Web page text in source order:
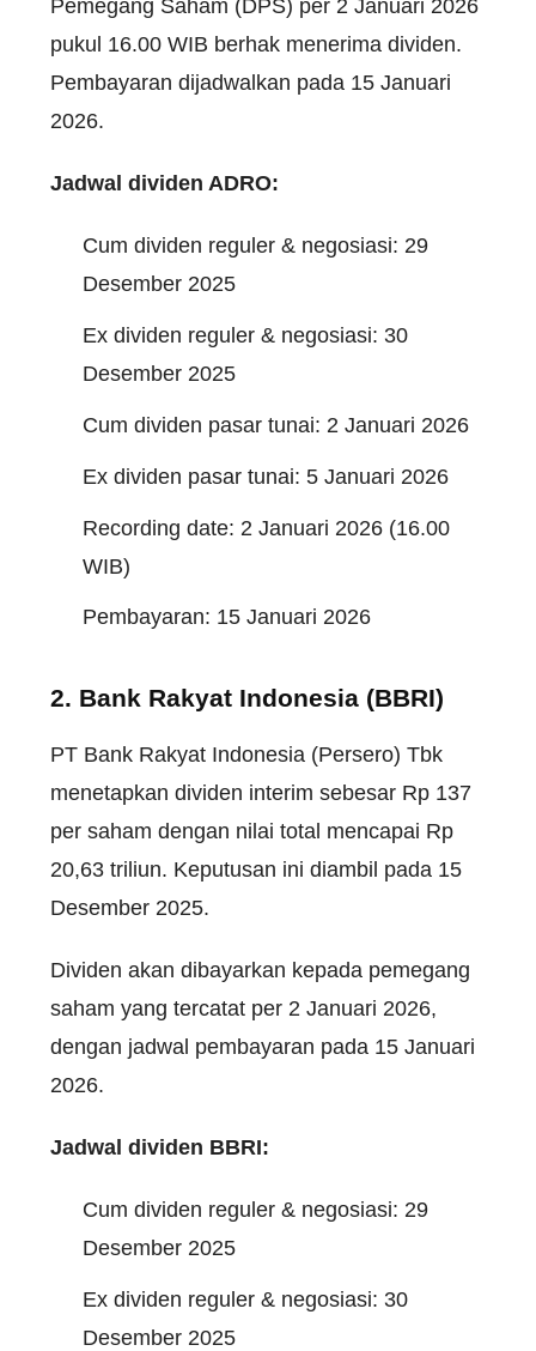
Pemegang Saham (DPS) per 2 Januari 2026
pukul 16.00 WIB berhak menerima dividen.
Pembayaran dijadwalkan pada 15 Januari
2026.
Jadwal dividen ADRO:
Cum dividen reguler & negosiasi: 29
Desember 2025
Ex dividen reguler & negosiasi: 30
Desember 2025
Cum dividen pasar tunai: 2 Januari 2026
Ex dividen pasar tunai: 5 Januari 2026
Recording date: 2 Januari 2026 (16.00
WIB)
Pembayaran: 15 Januari 2026
2. Bank Rakyat Indonesia (BBRI)
PT Bank Rakyat Indonesia (Persero) Tbk
menetapkan dividen interim sebesar Rp 137
per saham dengan nilai total mencapai Rp
20,63 triliun. Keputusan ini diambil pada 15
Desember 2025.
Dividen akan dibayarkan kepada pemegang
saham yang tercatat per 2 Januari 2026,
dengan jadwal pembayaran pada 15 Januari
2026.
Jadwal dividen BBRI:
Cum dividen reguler & negosiasi: 29
Desember 2025
Ex dividen reguler & negosiasi: 30
Desember 2025